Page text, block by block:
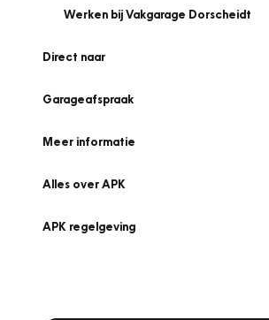
Werken bij Vakgarage Dorscheidt
Direct naar
Garageafspraak
Meer informatie
Alles over APK
APK regelgeving